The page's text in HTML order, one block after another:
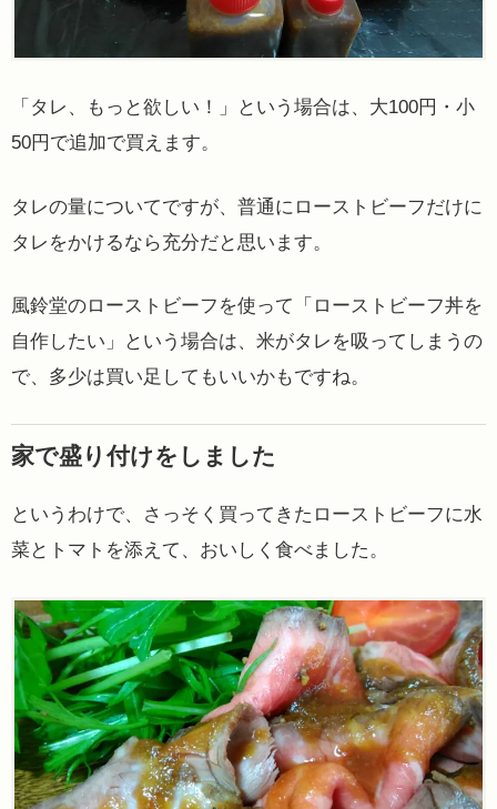
「タレ、もっと欲しい！」という場合は、大100円・小
50円で追加で買えます。
タレの量についてですが、普通にローストビーフだけに
タレをかけるなら充分だと思います。
風鈴堂のローストビーフを使って「ローストビーフ丼を
自作したい」という場合は、米がタレを吸ってしまうの
で、多少は買い足してもいいかもですね。
家で盛り付けをしました
というわけで、さっそく買ってきたローストビーフに水
菜とトマトを添えて、おいしく食べました。